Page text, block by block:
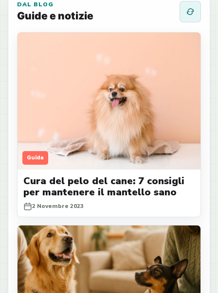
DAL BLOG
Guide e notizie
Guida
Cura del pelo del cane: 7 consigli
per mantenere il mantello sano
2 Novembre 2023